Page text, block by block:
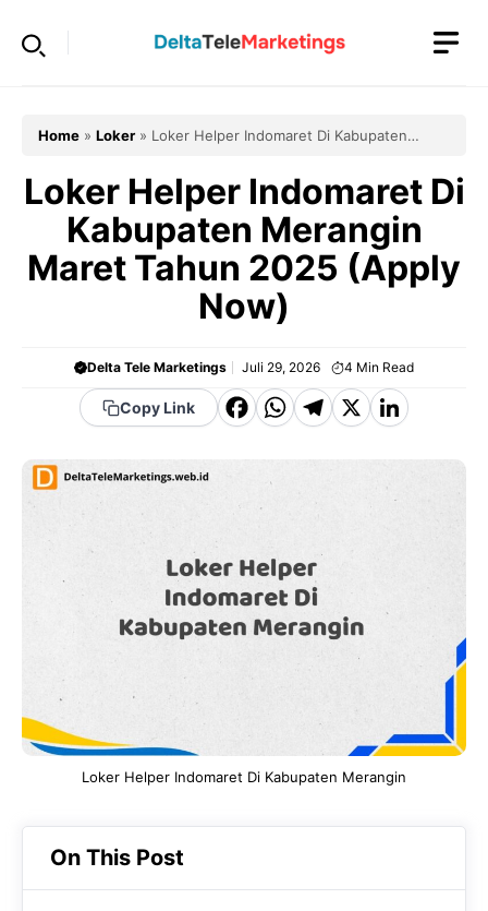
Home » Loker » Loker Helper Indomaret Di Kabupaten
Loker Helper Indomaret Di
Kabupaten Merangin
Maret Tahun 2025 (Apply
Now)
Delta Tele Marketings Juli 29, 2026 4 Min Read
Copy Link
F
e
b
o
o
W
a
t
s
A
p
T
g
a
m
X Li
k
e
Loker Helper Indomaret Di Kabupaten Merangin
On This Post